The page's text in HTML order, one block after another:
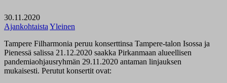
30.11.2020
AjankohtaistaYleinen
Tampere Filharmonia peruu konserttinsa Tampere-talon Isossa ja
Pienessä salissa 21.12.2020 saakka Pirkanmaan alueellisen
pandemiaohjausryhmän 29.11.2020 antaman linjauksen
mukaisesti. Perutut konsertit ovat: